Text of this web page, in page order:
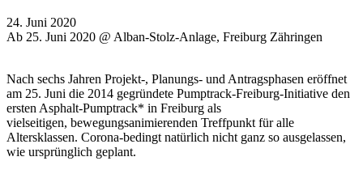
24. Juni 2020
Ab 25. Juni 2020 @ Alban-Stolz-Anlage, Freiburg Zähringen
Nach sechs Jahren Projekt-, Planungs- und Antragsphasen eröffnet
am 25. Juni die 2014 gegründete Pumptrack-Freiburg-Initiative den
ersten Asphalt-Pumptrack* in Freiburg als
vielseitigen, bewegungsanimierenden Treffpunkt für alle
Altersklassen. Corona-bedingt natürlich nicht ganz so ausgelassen,
wie ursprünglich geplant.